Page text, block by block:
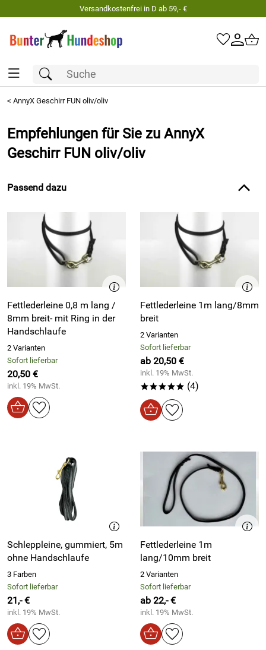
Versandkostenfrei in D ab 59,- €
< AnnyX Geschirr FUN oliv/oliv
Empfehlungen für Sie zu AnnyX
Geschirr FUN oliv/oliv
Passend dazu
Fettlederleine 0,8 m lang /
8mm breit- mit Ring in der
Handschlaufe
2 Varianten
Sofort lieferbar
20,50 €
inkl. 19% MwSt.
Fettlederleine 1m lang/8mm
breit
2 Varianten
Sofort lieferbar
ab 20,50 €
inkl. 19% MwSt.
***** (4)
Schleppleine, gummiert, 5m
ohne Handschlaufe
3 Farben
Sofort lieferbar
21,- €
inkl. 19% MwSt.
Fettlederleine 1m
lang/10mm breit
2 Varianten
Sofort lieferbar
ab 22,- €
inkl. 19% MwSt.